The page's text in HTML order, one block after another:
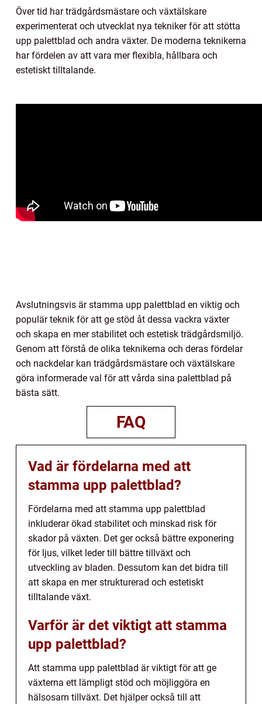
Över tid har trädgårdsmästare och växtälskare
experimenterat och utvecklat nya tekniker för att stötta
upp palettblad och andra växter. De moderna teknikerna
har fördelen av att vara mer flexibla, hållbara och
estetiskt tilltalande.
Avslutningsvis är stamma upp palettblad en viktig och
populär teknik för att ge stöd åt dessa vackra växter
och skapa en mer stabilitet och estetisk trädgårdsmiljö.
Genom att förstå de olika teknikerna och deras fördelar
och nackdelar kan trädgårdsmästare och växtälskare
göra informerade val för att vårda sina palettblad på
bästa sätt.
FAQ
Vad är fördelarna med att
stamma upp palettblad?
Fördelarna med att stamma upp palettblad
inkluderar ökad stabilitet och minskad risk för
skador på växten. Det ger också bättre exponering
för ljus, vilket leder till bättre tillväxt och
utveckling av bladen. Dessutom kan det bidra till
att skapa en mer strukturerad och estetiskt
tilltalande växt.
Varför är det viktigt att stamma
upp palettblad?
Att stamma upp palettblad är viktigt för att ge
växterna ett lämpligt stöd och möjliggöra en
hälsosam tillväxt. Det hjälper också till att